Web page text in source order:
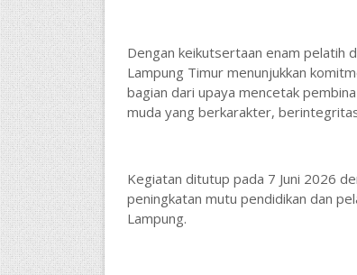
Dengan keikutsertaan enam pelatih
Lampung Timur menunjukkan
bagian dari upaya mencetak
muda yang berkarakter,
Kegiatan ditutup pada 7 Juni 2026
peningkatan mutu pendidikan dan
Lampung.